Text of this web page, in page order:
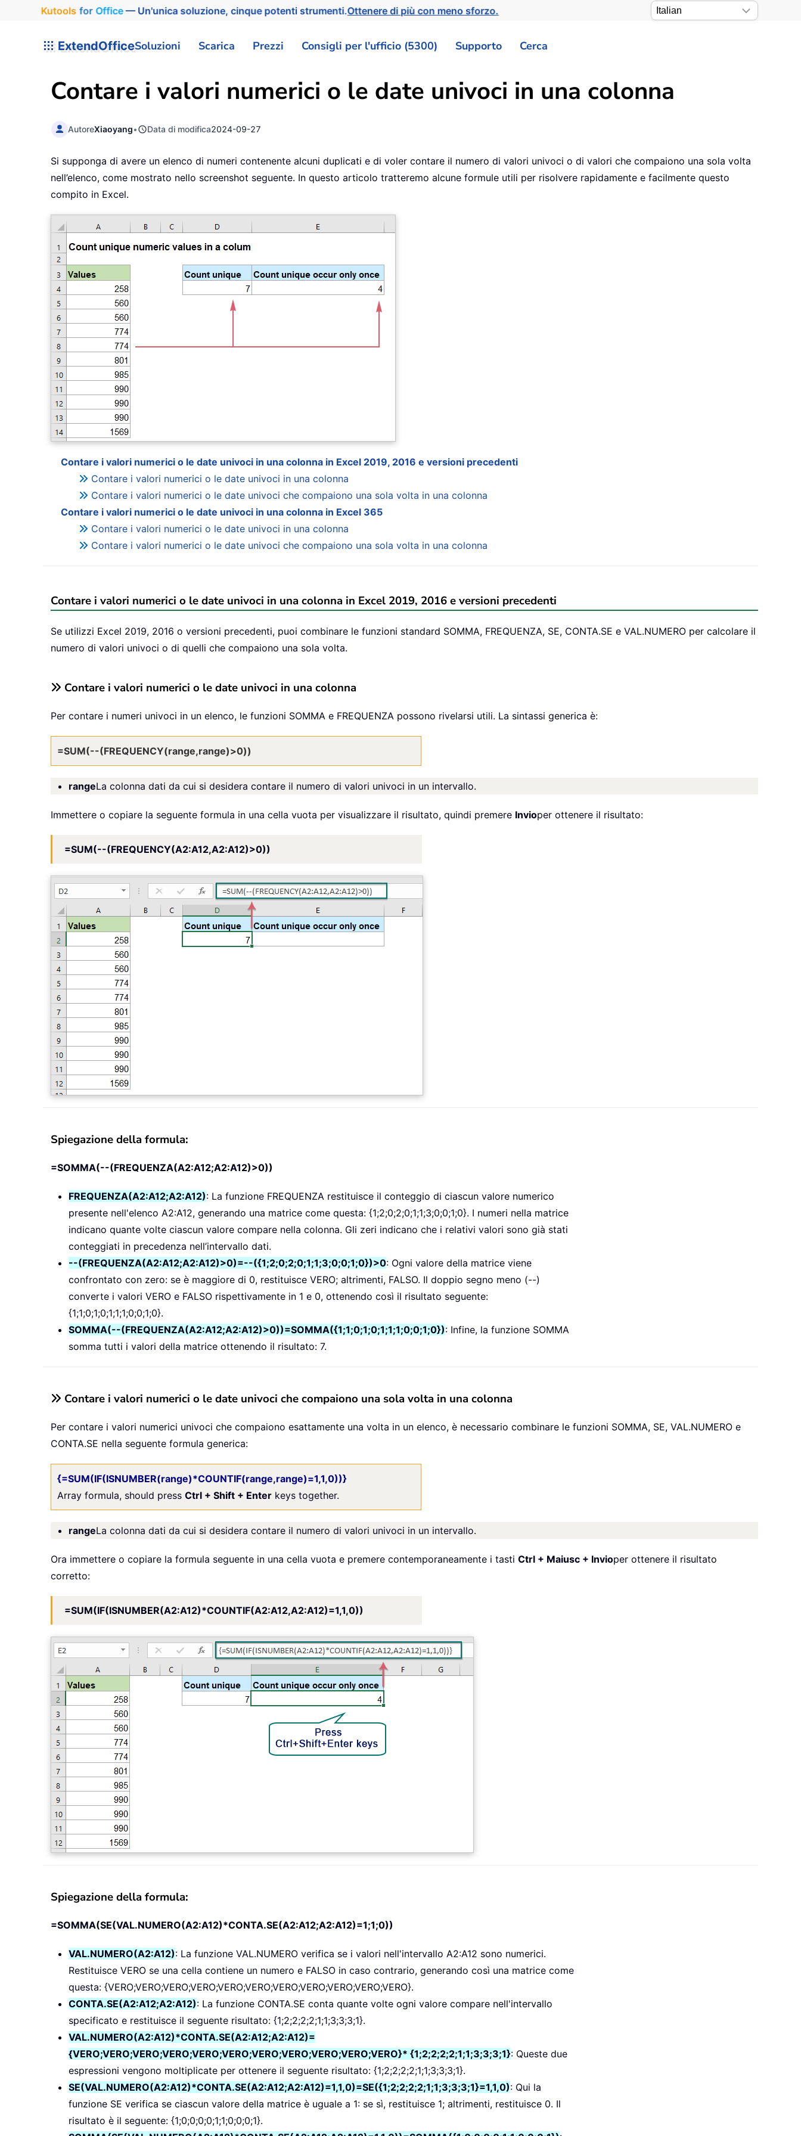
Kutools for Office— Un'unica soluzione, cinque potenti strumenti.Ottenere di più con meno sforzo.
ExtendOfficeSoluzioni Scarica Prezzi Consigli per l'ufficio (5300) Supporto Cerca
Contare i valori numerici o le date univoci in una colonna
AutoreXiaoyang• Data di modifica2024-09-27
Si supponga di avere un elenco di numeri contenente alcuni duplicati e di voler contare il numero di valori univoci o di valori che compaiono una sola volta
nell’elenco, come mostrato nello screenshot seguente. In questo articolo tratteremo alcune formule utili per risolvere rapidamente e facilmente questo
compito in Excel.
Contare i valori numerici o le date univoci in una colonna in Excel 2019, 2016 e versioni precedenti
Contare i valori numerici o le date univoci in una colonna
Contare i valori numerici o le date univoci che compaiono una sola volta in una colonna
Contare i valori numerici o le date univoci in una colonna in Excel 365
Contare i valori numerici o le date univoci in una colonna
Contare i valori numerici o le date univoci che compaiono una sola volta in una colonna
Contare i valori numerici o le date univoci in una colonna in Excel 2019, 2016 e versioni precedenti
Se utilizzi Excel 2019, 2016 o versioni precedenti, puoi combinare le funzioni standard SOMMA, FREQUENZA, SE, CONTA.SE e VAL.NUMERO per calcolare il
numero di valori univoci o di quelli che compaiono una sola volta.
Contare i valori numerici o le date univoci in una colonna
Per contare i numeri univoci in un elenco, le funzioni SOMMA e FREQUENZA possono rivelarsi utili. La sintassi generica è:
=SUM(--(FREQUENCY(range,range)>0))
rangeLa colonna dati da cui si desidera contare il numero di valori univoci in un intervallo.
Immettere o copiare la seguente formula in una cella vuota per visualizzare il risultato, quindi premere Invioper ottenere il risultato:
=SUM(--(FREQUENCY(A2:A12,A2:A12)>0))
Spiegazione della formula:
=SOMMA(--(FREQUENZA(A2:A12;A2:A12)>0))
FREQUENZA(A2:A12;A2:A12): La funzione FREQUENZA restituisce il conteggio di ciascun valore numerico
presente nell'elenco A2:A12, generando una matrice come questa: {1;2;0;2;0;1;1;3;0;0;1;0}. I numeri nella matrice
indicano quante volte ciascun valore compare nella colonna. Gli zeri indicano che i relativi valori sono già stati
conteggiati in precedenza nell’intervallo dati.
--(FREQUENZA(A2:A12;A2:A12)>0)=--({1;2;0;2;0;1;1;3;0;0;1;0})>0: Ogni valore della matrice viene
confrontato con zero: se è maggiore di 0, restituisce VERO; altrimenti, FALSO. Il doppio segno meno (--)
converte i valori VERO e FALSO rispettivamente in 1 e 0, ottenendo così il risultato seguente:
{1;1;0;1;0;1;1;1;0;0;1;0}.
SOMMA(--(FREQUENZA(A2:A12;A2:A12)>0))=SOMMA({1;1;0;1;0;1;1;1;0;0;1;0}): Infine, la funzione SOMMA
somma tutti i valori della matrice ottenendo il risultato: 7.
Contare i valori numerici o le date univoci che compaiono una sola volta in una colonna
Per contare i valori numerici univoci che compaiono esattamente una volta in un elenco, è necessario combinare le funzioni SOMMA, SE, VAL.NUMERO e
CONTA.SE nella seguente formula generica:
{=SUM(IF(ISNUMBER(range)*COUNTIF(range,range)=1,1,0))}
Array formula, should press Ctrl + Shift + Enter keys together.
rangeLa colonna dati da cui si desidera contare il numero di valori univoci in un intervallo.
Ora immettere o copiare la formula seguente in una cella vuota e premere contemporaneamente i tasti Ctrl + Maiusc + Invioper ottenere il risultato
corretto:
=SUM(IF(ISNUMBER(A2:A12)*COUNTIF(A2:A12,A2:A12)=1,1,0))
Spiegazione della formula:
=SOMMA(SE(VAL.NUMERO(A2:A12)*CONTA.SE(A2:A12;A2:A12)=1;1;0))
VAL.NUMERO(A2:A12): La funzione VAL.NUMERO verifica se i valori nell'intervallo A2:A12 sono numerici.
Restituisce VERO se una cella contiene un numero e FALSO in caso contrario, generando così una matrice come
questa: {VERO;VERO;VERO;VERO;VERO;VERO;VERO;VERO;VERO;VERO;VERO}.
CONTA.SE(A2:A12;A2:A12): La funzione CONTA.SE conta quante volte ogni valore compare nell'intervallo
specificato e restituisce il seguente risultato: {1;2;2;2;2;1;1;3;3;3;1}.
VAL.NUMERO(A2:A12)*CONTA.SE(A2:A12;A2:A12)=
{VERO;VERO;VERO;VERO;VERO;VERO;VERO;VERO;VERO;VERO;VERO}* {1;2;2;2;2;1;1;3;3;3;1}: Queste due
espressioni vengono moltiplicate per ottenere il seguente risultato: {1;2;2;2;2;1;1;3;3;3;1}.
SE(VAL.NUMERO(A2:A12)*CONTA.SE(A2:A12;A2:A12)=1,1,0)=SE({1;2;2;2;2;1;1;3;3;3;1}=1,1,0): Qui la
funzione SE verifica se ciascun valore della matrice è uguale a 1: se sì, restituisce 1; altrimenti, restituisce 0. Il
risultato è il seguente: {1;0;0;0;0;1;1;0;0;0;1}.